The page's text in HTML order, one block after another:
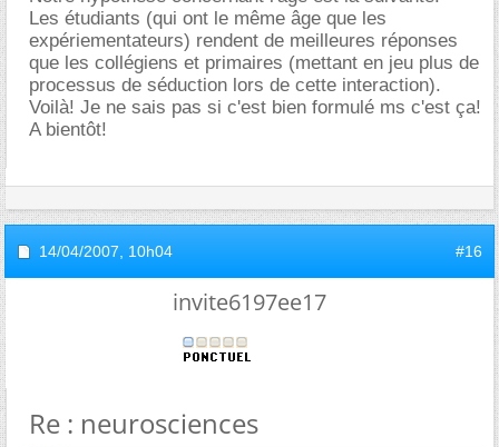
Les étudiants (qui ont le même âge que les
expériementateurs) rendent de meilleures réponses
que les collégiens et primaires (mettant en jeu plus de
processus de séduction lors de cette interaction).
Voilà! Je ne sais pas si c'est bien formulé ms c'est ça!
A bientôt!
14/04/2007, 10h04 #16
invite6197ee17
Re : neurosciences